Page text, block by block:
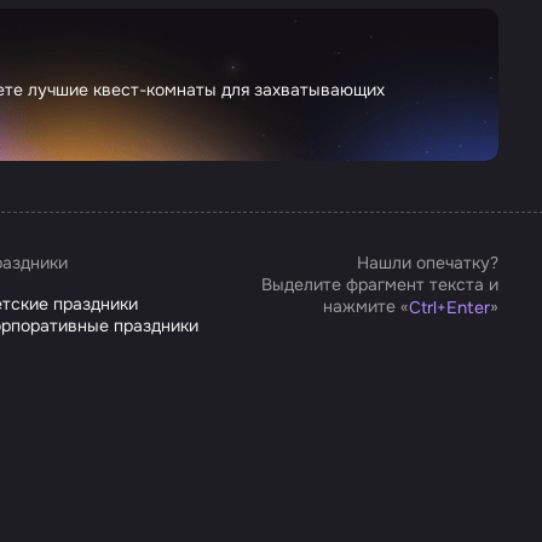
лучшие квест-комнаты для захватывающих
праздники
праздники
Нашли опечатку?
Выделите фрагмент текста и
нажмите «Ctrl+Enter»